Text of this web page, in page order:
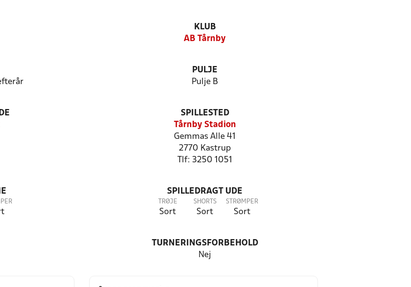
KLUB
AB Tårnby
PULJE
Pulje B
SPILLESTED
Tårnby Stadion
Gemmas Alle 41
2770 Kastrup
Tlf: 3250 1051
SPILLEDRAGT UDE
TRØJE
Sort
SHORTS
Sort
STRØMPER
Sort
TURNERINGSFORBEHOLD
Nej